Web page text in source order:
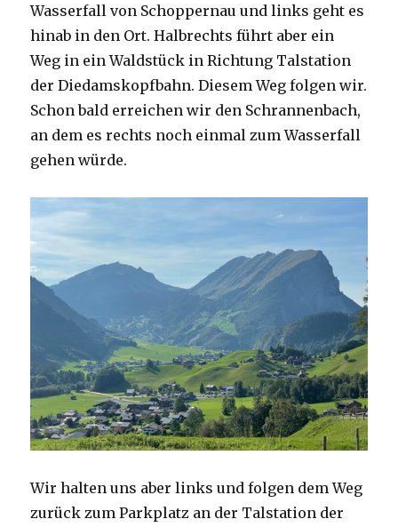
Wasserfall von Schoppernau und links geht es
hinab in den Ort. Halbrechts führt aber ein
Weg in ein Waldstück in Richtung Talstation
der Diedamskopfbahn. Diesem Weg folgen wir.
Schon bald erreichen wir den Schrannenbach,
an dem es rechts noch einmal zum Wasserfall
gehen würde.
Wir halten uns aber links und folgen dem Weg
zurück zum Parkplatz an der Talstation der